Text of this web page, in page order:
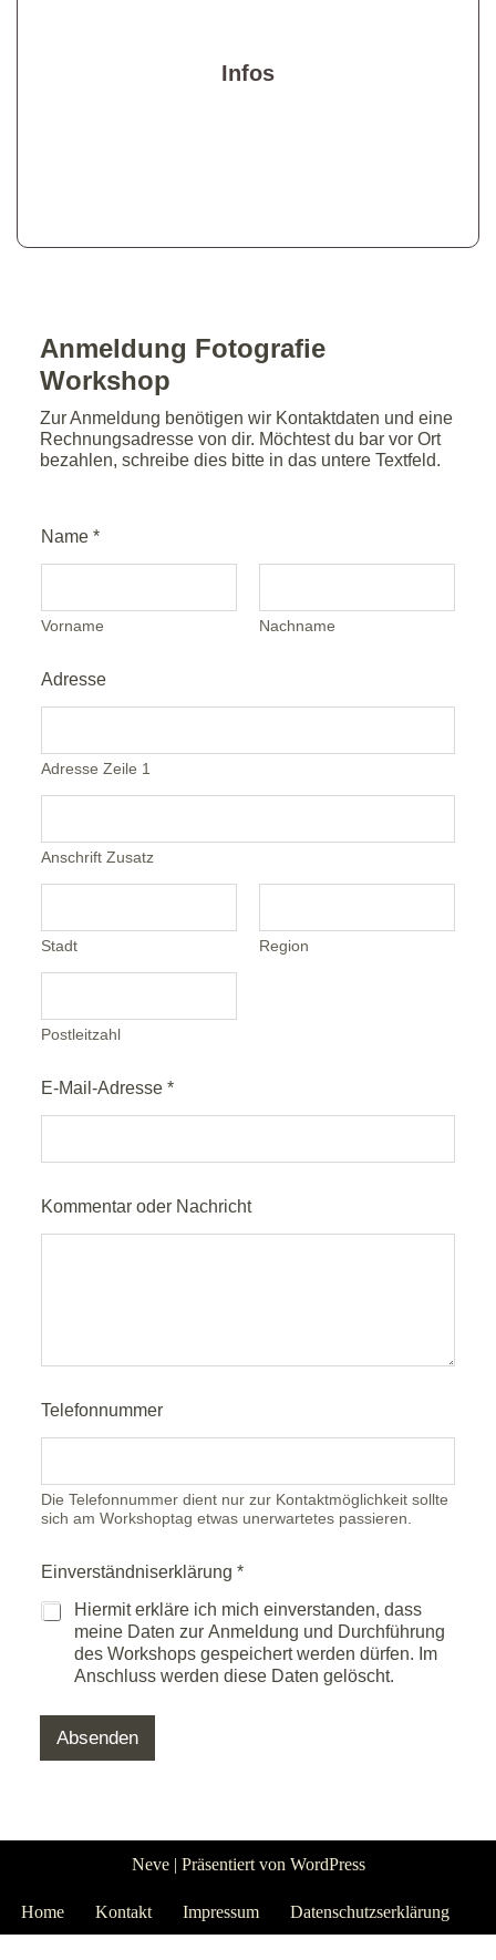
Infos
Schrum
Anmeldung Fotografie
Workshop
Zur Anmeldung benötigen wir Kontaktdaten und eine
Rechnungsadresse von dir. Möchtest du bar vor Ort
bezahlen, schreibe dies bitte in das untere Textfeld.
Name *
Vorname Nachname
Adresse
Adresse Zeile 1
Anschrift Zusatz
Stadt Region
Postleitzahl
E-Mail-Adresse *
Kommentar oder Nachricht
d
r
s
e
e
l
e
f
i
r
s
Telefonnummer
Die Telefonnummer dient nur zur Kontaktmöglichkeit sollte
sich am Workshoptag etwas unerwartetes passieren.
Einverständniserklärung *
Hiermit erkläre ich mich einverstanden, dass
meine Daten zur Anmeldung und Durchführung
des Workshops gespeichert werden dürfen. Im
Anschluss werden diese Daten gelöscht.
Absenden
Neve| Präsentiert von WordPress
Home Kontakt Impressum
Datenschutzserklärung